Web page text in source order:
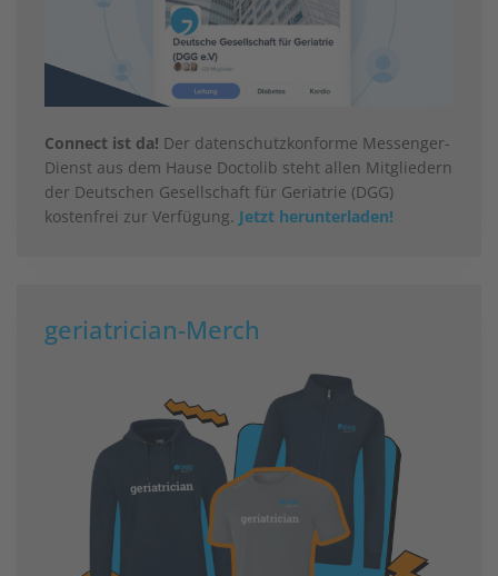
Connect ist da! Der datenschutzkonforme Messenger-
Dienst aus dem Hause Doctolib steht allen Mitgliedern
der Deutschen Gesellschaft für Geriatrie (DGG)
kostenfrei zur Verfügung. Jetzt herunterladen!
geriatrician-Merch